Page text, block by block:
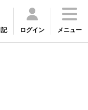
記 ログイン メニュー